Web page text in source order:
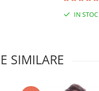
IN STOC
SIMILARE